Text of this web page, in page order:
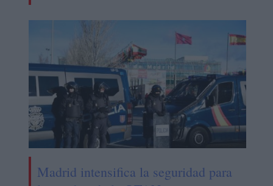
Madrid intensifica la seguridad para